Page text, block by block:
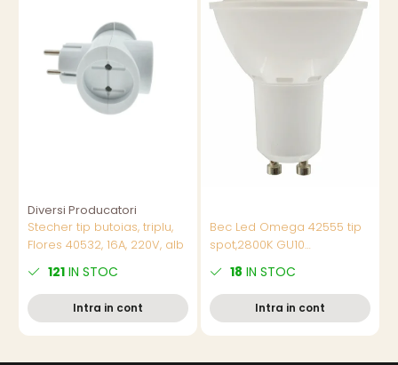
Diversi Producatori
Stecher tip butoias, triplu,
Flores 40532, 16A, 220V, alb
121 IN STOC
Intra in cont
Bec Led Omega 42555 tip
spot,2800K GU10
6W,400lm,lumina calda
18 IN STOC
Intra in cont